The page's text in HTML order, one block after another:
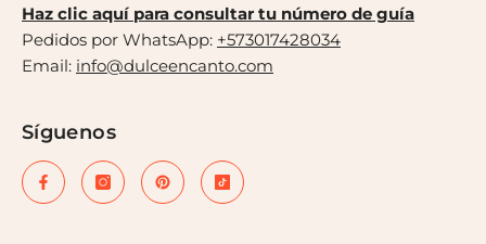
Haz clic aquí para consultar tu número de guía
Pedidos por WhatsApp: +573017428034
Email: info@dulceencanto.com
Síguenos